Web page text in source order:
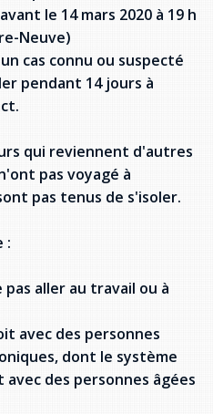
le 14 mars 2020 à 19 h
Neuve)
cas connu ou suspecté
pendant 14 jours à
qui reviennent d'autres
pas voyagé à
pas tenus de s'isoler.
:
aller au travail ou à
avec des personnes
dont le système
des personnes âgées